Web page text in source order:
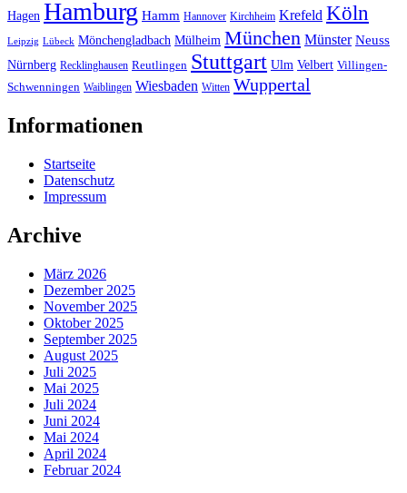
Hagen Hamburg Hamm Hannover Kirchheim Krefeld Köln
Leipzig Lübeck Mönchengladbach Mülheim München Münster Neuss
Nürnberg Recklinghausen Reutlingen Stuttgart Ulm Velbert Villingen-
Schwenningen Waiblingen Wiesbaden Witten Wuppertal
Informationen
Startseite
Datenschutz
Impressum
Archive
März 2026
Dezember 2025
November 2025
Oktober 2025
September 2025
August 2025
Juli 2025
Mai 2025
Juli 2024
Juni 2024
Mai 2024
April 2024
Februar 2024